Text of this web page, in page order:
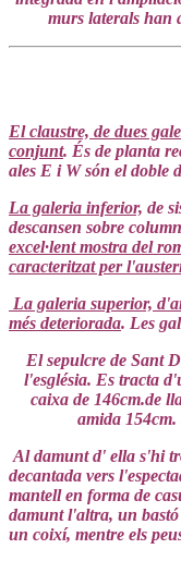
murs laterals han
El claustre, de dues
conjunt. És de planta
ales E i W són el doble
La galeria inferior, de
descansen sobre
excel·lent mostra del
caracteritzat per
La galeria superior,
més deteriorada. Les
El sepulcre de Sant
l'església. Es tracta
caixa de 146cm.de
amida
Al damunt d' ella s'hi
decantada vers
mantell en forma de
damunt l'altra, un bastó
un coixí, mentre els